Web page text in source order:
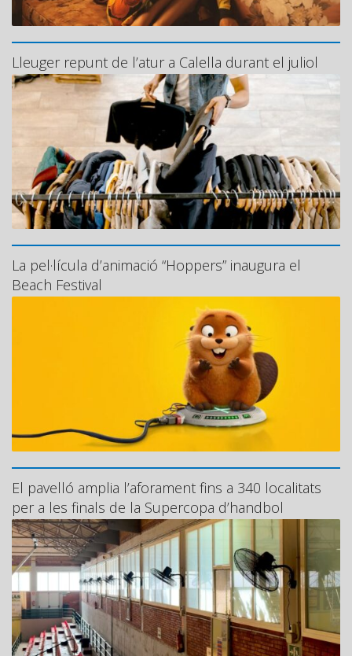
Lleuger repunt de l’atur a Calella durant el juliol
La pel·lícula d’animació “Hoppers” inaugura el
Beach Festival
El pavelló amplia l’aforament fins a 340 localitats
per a les finals de la Supercopa d’handbol